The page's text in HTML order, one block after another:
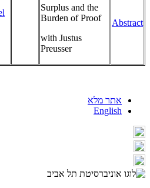
Abstract
Surplus and the
Burden of Proof
with Justus
Preusser
אתר מלא
English